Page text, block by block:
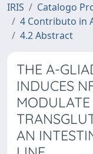
IRIS
Catalogo
4 Contributo in
4.2 Abstract
THE A-
INDUCES
MODULATE
AN